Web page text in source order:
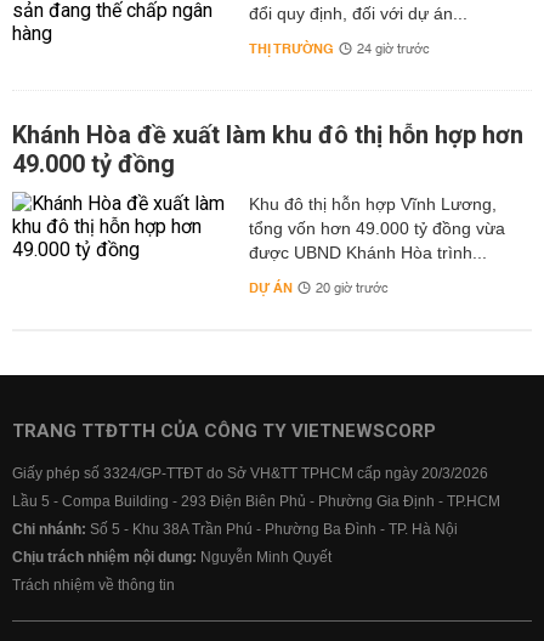
đổi quy định, đối với dự án...
THỊ TRƯỜNG 24 giờ trước
Khánh Hòa đề xuất làm khu đô thị hỗn hợp hơn
49.000 tỷ đồng
Khu đô thị hỗn hợp Vĩnh Lương,
tổng vốn hơn 49.000 tỷ đồng vừa
được UBND Khánh Hòa trình...
DỰ ÁN 20 giờ trước
TRANG TTĐTTH CỦA CÔNG TY VIETNEWSCORP
Giấy phép số 3324/GP-TTĐT do Sở VH&TT TPHCM cấp ngày 20/3/2026
Lầu 5 - Compa Building - 293 Điện Biên Phủ - Phường Gia Định - TP.HCM
Chi nhánh: Số 5 - Khu 38A Trần Phú - Phường Ba Đình - TP. Hà Nội
Chịu trách nhiệm nội dung: Nguyễn Minh Quyết
Trách nhiệm về thông tin